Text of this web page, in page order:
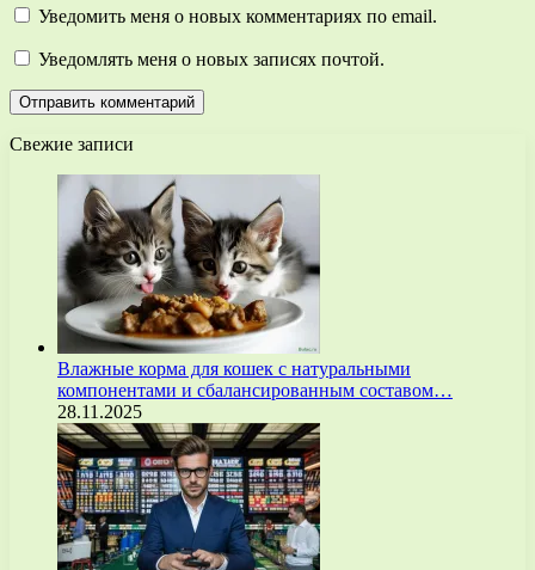
Уведомить меня о новых комментариях по email.
Уведомлять меня о новых записях почтой.
Свежие записи
Влажные корма для кошек с натуральными
компонентами и сбалансированным составом…
28.11.2025